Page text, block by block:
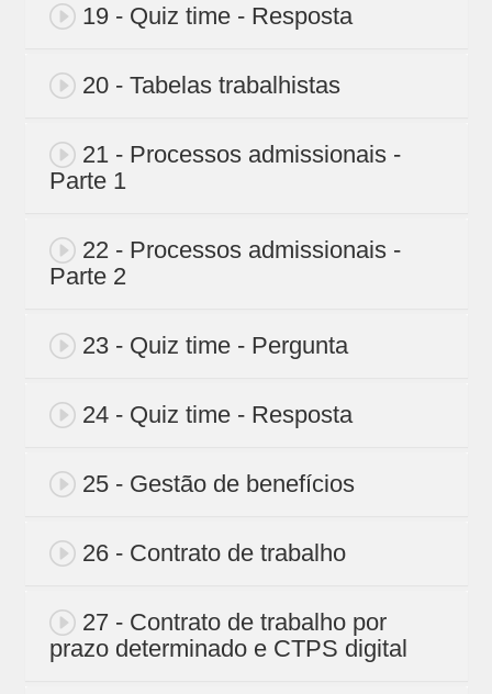
19 - Quiz time - Resposta
20 - Tabelas trabalhistas
21 - Processos admissionais -
Parte 1
22 - Processos admissionais -
Parte 2
23 - Quiz time - Pergunta
24 - Quiz time - Resposta
25 - Gestão de benefícios
26 - Contrato de trabalho
27 - Contrato de trabalho por
prazo determinado e CTPS digital